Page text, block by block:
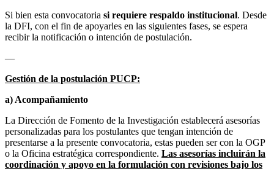
Si bien esta convocatoria si requiere respaldo institucional. Desde
la DFI, con el fin de apoyarles en las siguientes fases, se espera
recibir la notificación o intención de postulación.
—
Gestión de la postulación PUCP:
a) Acompañamiento
La Dirección de Fomento de la Investigación establecerá asesorías
personalizadas para los postulantes que tengan intención de
presentarse a la presente convocatoria, estas pueden ser con la OGP
o la Oficina estratégica correspondiente. Las asesorías incluirán la
coordinación y apoyo en la formulación con revisiones bajo los